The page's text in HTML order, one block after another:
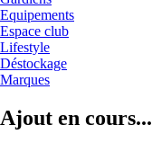
Equipements
Espace club
Lifestyle
Déstockage
Marques
Ajout en cours...